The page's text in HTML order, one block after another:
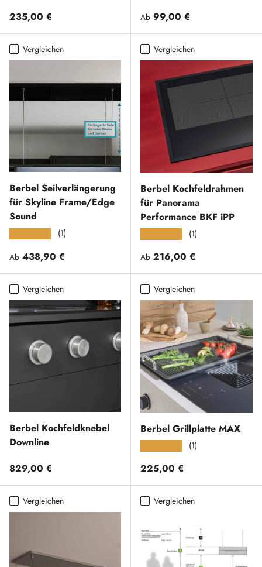
Normaler Preis
235,00 € Normaler Preis
Ab 99,00 €
Vergleichen
Berbel Seilverlängerung
für Skyline Frame/Edge
Sound
(1)
Normaler Preis
Ab 438,90 €
Vergleichen
Berbel Kochfeldrahmen
für Panorama
Performance BKF iPP
(1)
Normaler Preis
Ab 216,00 €
Vergleichen
Berbel Kochfeldknebel
Downline
Normaler Preis
829,00 €
Vergleichen
Berbel Grillplatte MAX
(1)
Normaler Preis
225,00 €
Vergleichen Vergleichen